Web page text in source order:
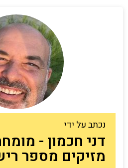
נכתב על ידי
דני חכמון -
מזיקים מספר רישיון